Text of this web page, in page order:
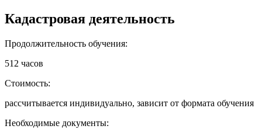
Кадастровая деятельность
Продолжительность обучения:
512 часов
Стоимость:
рассчитывается индивидуально, зависит от формата обучения
Необходимые документы: